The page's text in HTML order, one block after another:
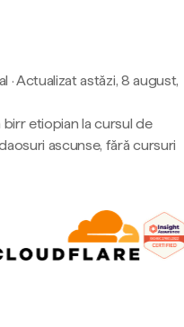
·Actualizat astăzi, 8 august,
birr etiopian la cursul de
ascunse, fără cursuri